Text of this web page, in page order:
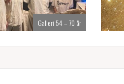
Galleri 54 – 70 år